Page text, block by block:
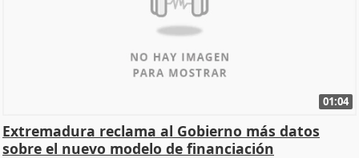
01:04
Extremadura reclama al Gobierno más datos
sobre el nuevo modelo de financiación